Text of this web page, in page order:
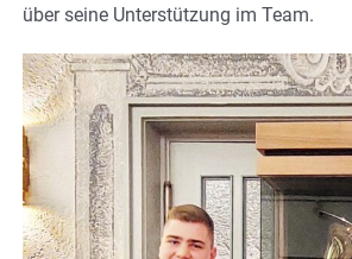
über seine Unterstützung im Team.